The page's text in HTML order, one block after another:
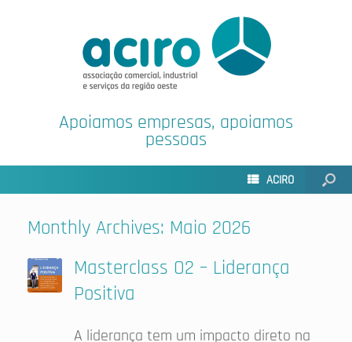
Apoiamos empresas, apoiamos
pessoas
ACIRO
Monthly Archives: Maio 2026
Masterclass O2 – Liderança
Positiva
A liderança tem um impacto direto na